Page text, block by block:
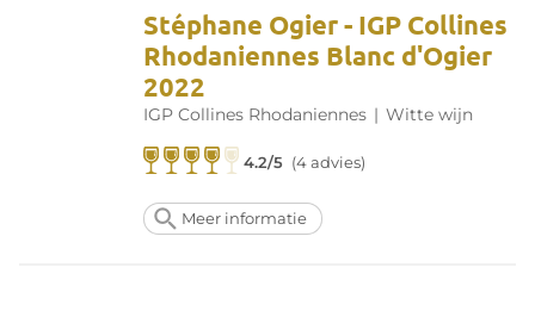
Stéphane Ogier - IGP Collines
Rhodaniennes Blanc d'Ogier
2022
IGP Collines Rhodaniennes | Witte wijn
4.2/5 (4 advies)
Meer informatie